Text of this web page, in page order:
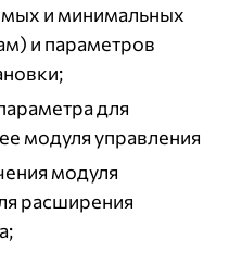
и минимальных
и параметров
для
модуля управления
модуля
расширения